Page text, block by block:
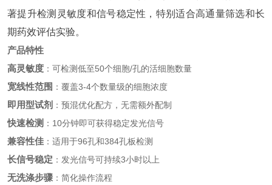
著提升检测灵敏度和信号稳定性，特别适合高通量筛选和长
期药效评估实验。
产品特性
高灵敏度 ：可检测低至50个细胞/孔的活细胞数量
宽线性范围 ：覆盖3-4个数量级的细胞浓度
即用型试剂 ：预混优化配方，无需额外配制
快速检测 ：10分钟即可获得稳定发光信号
兼容性佳 ：适用于96孔和384孔板检测
长信号稳定 ：发光信号可持续3小时以上
无洗涤步骤 ：简化操作流程